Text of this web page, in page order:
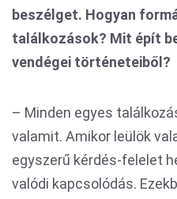
beszélget. Hogyan
találkozások? Mit épít
vendégei történeteiből?
– Minden egyes
valamit. Amikor leülök
egyszerű kérdés-felelet
valódi kapcsolódás.